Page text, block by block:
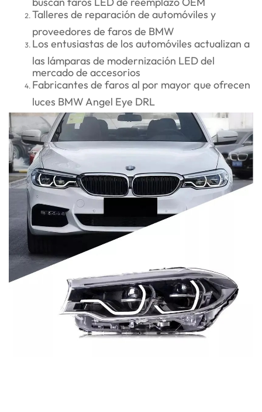
Talleres de reparación de automóviles y
proveedores de faros de BMW
Los entusiastas de los automóviles actualizan a
las lámparas de modernización LED del
mercado de accesorios
Fabricantes de faros al por mayor que ofrecen
luces BMW Angel Eye DRL